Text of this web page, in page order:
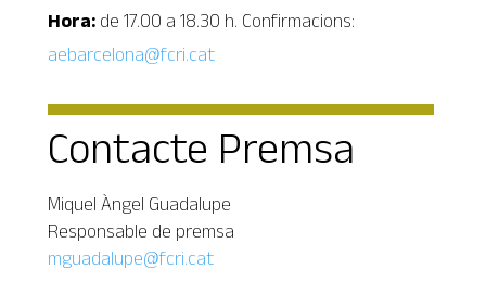
Hora: de 17.00 a 18.30 h. Confirmacions:
aebarcelona@fcri.cat
Contacte Premsa
Miquel Àngel Guadalupe
Responsable de premsa
mguadalupe@fcri.cat